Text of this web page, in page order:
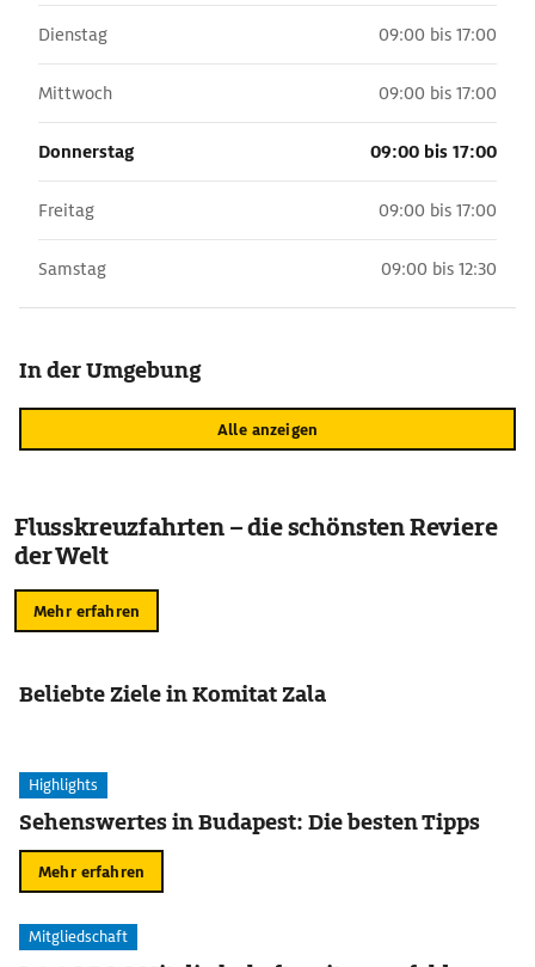
Dienstag 09:00 bis 17:00
Mittwoch 09:00 bis 17:00
Donnerstag 09:00 bis 17:00
Freitag 09:00 bis 17:00
Samstag 09:00 bis 12:30
In der Umgebung
Alle anzeigen
Flusskreuzfahrten – die schönsten Reviere
der Welt
Mehr erfahren
Beliebte Ziele in Komitat Zala
Highlights
Sehenswertes in Budapest: Die besten Tipps
Mehr erfahren
Mitgliedschaft